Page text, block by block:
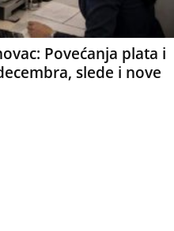
Povećanja plata i
slede i nove